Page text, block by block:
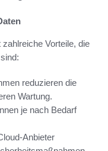
Vorteile, die
reduzieren die
Wartung.
je nach Bedarf
Anbieter